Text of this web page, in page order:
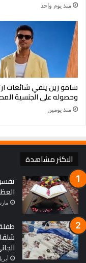
منذ يوم واحد
سامو زين ينفي شائعات
وحصوله على الجنسية
منذ يومين
الاكثر مشاهدة
مارس
أبريل 9,